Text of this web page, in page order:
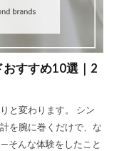
おすすめ10選｜2
と変わります。 シン
を腕に巻くだけで、な
そんな体験をしたこと